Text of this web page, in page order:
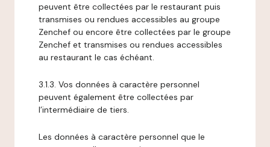
peuvent être collectées par le restaurant puis
transmises ou rendues accessibles au groupe
Zenchef ou encore être collectées par le groupe
Zenchef et transmises ou rendues accessibles
au restaurant le cas échéant.
3.1.3. Vos données à caractère personnel
peuvent également être collectées par
l’intermédiaire de tiers.
Les données à caractère personnel que le